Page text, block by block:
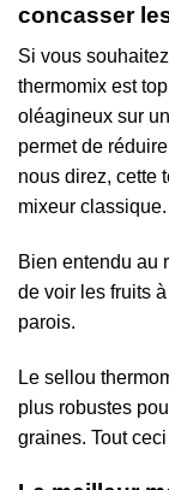
concasser
Si vous
thermomix est
oléagineux sur
permet de
nous direz, cette
mixeur classique.
Bien entendu au
de voir les fruits
parois.
Le sellou
plus robustes
graines. Tout